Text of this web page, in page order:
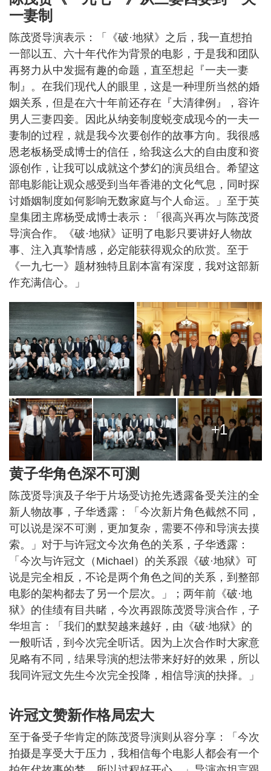
一妻制
陈茂贤导演表示：「《破·地狱》之后，我一直想拍
一部以五、六十年代作为背景的电影，于是我和团队
再努力从中发掘有趣的命题，直至想起『一夫一妻
制』。在我们现代人的眼里，这是一种理所当然的婚
姻关系，但是在六十年前还存在『大清律例』，容许
男人三妻四妾。因此从纳妾制度蜕变成现今的一夫一
妻制的过程，就是我今次要创作的故事方向。我很感
恩老板杨受成博士的信任，给我这么大的自由度和资
源创作，让我可以成就这个梦幻的演员组合。希望这
部电影能让观众感受到当年香港的文化气息，同时探
讨婚姻制度如何影响无数家庭与个人命运。」至于英
皇集团主席杨受成博士表示：「很高兴再次与陈茂贤
导演合作。《破·地狱》证明了电影只要讲好人物故
事、注入真挚情感，必定能获得观众的欣赏。至于
《一九七一》题材独特且剧本富有深度，我对这部新
作充满信心。」
+1
黄子华角色深不可测
陈茂贤导演及子华于片场受访抢先透露备受关注的全
新人物故事，子华透露：「今次新片角色截然不同，
可以说是深不可测，更加复杂，需要不停和导演去摸
索。」对于与许冠文今次角色的关系，子华透露：
「今次与许冠文（Michael）的关系跟《破·地狱》可
说是完全相反，不论是两个角色之间的关系，到整部
电影的架构都去了另一个层次。」；两年前《破·地
狱》的佳绩有目共睹，今次再跟陈茂贤导演合作，子
华坦言：「我们的默契越来越好，由《破·地狱》的
一般听话，到今次完全听话。因为上次合作时大家意
见略有不同，结果导演的想法带来好好的效果，所以
我同许冠文先生今次完全投降，相信导演的抉择。」
许冠文赞新作格局宏大
至于备受子华肯定的陈茂贤导演则从容分享：「今次
拍摄是享受大于压力，我相信每个电影人都会有一个